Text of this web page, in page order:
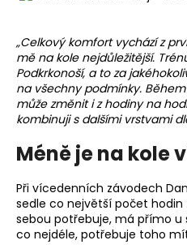
„Celkový komfort vychází z
mě na kole nejdůležitější.
Podkrkonoší, a to za
na všechny podmínky.
může změnit i z hodiny na
kombinuji s dalšími vrstvami
Méně je na kole
Při vícedenních závodech
sedle co největší počet hodin
sebou potřebuje, má přímo u
co nejdéle, potřebuje toho
a
j
í
t
?
HLEDAT